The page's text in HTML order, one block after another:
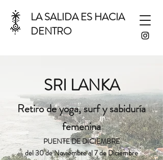
LA SALIDA ES HACIA
DENTRO
SRI LANKA
Retiro de yoga, surf y sabiduría
femenina
PUENTE DE DICIEMBRE
del 30 de Noviembre al 7 de Diciembre